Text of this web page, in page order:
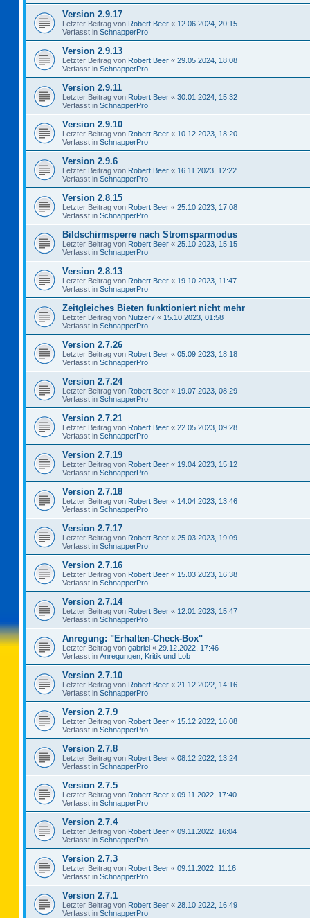
Version 2.9.17
Letzter Beitrag von Robert Beer « 12.06.2024, 20:15
Verfasst in SchnapperPro
Version 2.9.13
Letzter Beitrag von Robert Beer « 29.05.2024, 18:08
Verfasst in SchnapperPro
Version 2.9.11
Letzter Beitrag von Robert Beer « 30.01.2024, 15:32
Verfasst in SchnapperPro
Version 2.9.10
Letzter Beitrag von Robert Beer « 10.12.2023, 18:20
Verfasst in SchnapperPro
Version 2.9.6
Letzter Beitrag von Robert Beer « 16.11.2023, 12:22
Verfasst in SchnapperPro
Version 2.8.15
Letzter Beitrag von Robert Beer « 25.10.2023, 17:08
Verfasst in SchnapperPro
Bildschirmsperre nach Stromsparmodus
Letzter Beitrag von Robert Beer « 25.10.2023, 15:15
Verfasst in SchnapperPro
Version 2.8.13
Letzter Beitrag von Robert Beer « 19.10.2023, 11:47
Verfasst in SchnapperPro
Zeitgleiches Bieten funktioniert nicht mehr
Letzter Beitrag von Nutzer7 « 15.10.2023, 01:58
Verfasst in SchnapperPro
Version 2.7.26
Letzter Beitrag von Robert Beer « 05.09.2023, 18:18
Verfasst in SchnapperPro
Version 2.7.24
Letzter Beitrag von Robert Beer « 19.07.2023, 08:29
Verfasst in SchnapperPro
Version 2.7.21
Letzter Beitrag von Robert Beer « 22.05.2023, 09:28
Verfasst in SchnapperPro
Version 2.7.19
Letzter Beitrag von Robert Beer « 19.04.2023, 15:12
Verfasst in SchnapperPro
Version 2.7.18
Letzter Beitrag von Robert Beer « 14.04.2023, 13:46
Verfasst in SchnapperPro
Version 2.7.17
Letzter Beitrag von Robert Beer « 25.03.2023, 19:09
Verfasst in SchnapperPro
Version 2.7.16
Letzter Beitrag von Robert Beer « 15.03.2023, 16:38
Verfasst in SchnapperPro
Version 2.7.14
Letzter Beitrag von Robert Beer « 12.01.2023, 15:47
Verfasst in SchnapperPro
Anregung: "Erhalten-Check-Box"
Letzter Beitrag von gabriel « 29.12.2022, 17:46
Verfasst in Anregungen, Kritik und Lob
Version 2.7.10
Letzter Beitrag von Robert Beer « 21.12.2022, 14:16
Verfasst in SchnapperPro
Version 2.7.9
Letzter Beitrag von Robert Beer « 15.12.2022, 16:08
Verfasst in SchnapperPro
Version 2.7.8
Letzter Beitrag von Robert Beer « 08.12.2022, 13:24
Verfasst in SchnapperPro
Version 2.7.5
Letzter Beitrag von Robert Beer « 09.11.2022, 17:40
Verfasst in SchnapperPro
Version 2.7.4
Letzter Beitrag von Robert Beer « 09.11.2022, 16:04
Verfasst in SchnapperPro
Version 2.7.3
Letzter Beitrag von Robert Beer « 09.11.2022, 11:16
Verfasst in SchnapperPro
Version 2.7.1
Letzter Beitrag von Robert Beer « 28.10.2022, 16:49
Verfasst in SchnapperPro